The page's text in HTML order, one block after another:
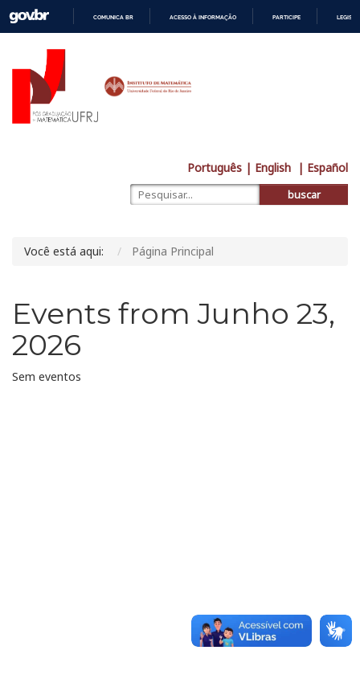
COMUNICA BR ACESSO À INFORMAÇÃO PARTICIPE
Português | English | Español
buscar
Você está aqui: Página Principal
Events from Junho 23,
2026
Sem eventos